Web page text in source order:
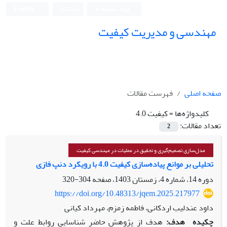
مهندسی و مدیریت کیفیت
صفحه اصلی
فهرست مقالات
کلیدواژه‌ها =کیفیت 4.0
تعداد مقالات:
2
مدل‌سازی تصمیم‌گیری و تحقیق در عملیات در مهندسی کیفیت
تحلیلی بر موانع پیاده‌سازی کیفیت 4.0 با رویکرد دنپ فازی
دوره 14، شماره 4، زمستان 1403، صفحه
304-320
https://doi.org/10.48313/jqem.2025.217977
داود عندلیب اردکانی، فاطمه زمزم، مهرداد کیانی
چکیده هدف: هدف از پژوهش حاضر شناسایی روابط علت و